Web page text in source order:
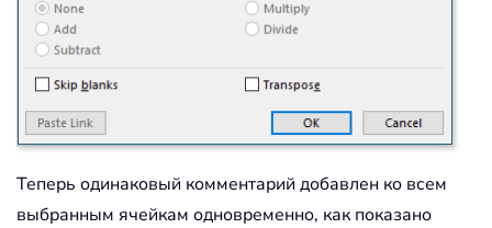
Теперь одинаковый комментарий добавлен ко всем
выбранным ячейкам одновременно, как показано